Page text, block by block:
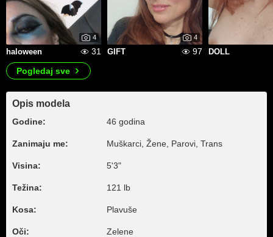
4
haloween 31
4
GIFT 97 DOLL
Pogledaj sve
Opis modela
Godine: 46 godina
Zanimaju me: Muškarci, Žene, Parovi, Trans
Visina: 5'3"
Težina: 121 lb
Kosa: Plavuše
Oči: Zelene